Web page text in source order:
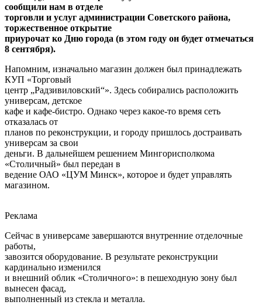
сообщили нам в отделе
торговли и услуг администрации Советского района,
торжественное открытие
приурочат ко Дню города (в этом году он будет отмечаться
8 сентября).
Напомним, изначально магазин должен был принадлежать
КУП «Торговый
центр „Радзивиловский“». Здесь собирались расположить
универсам, детское
кафе и кафе-бистро. Однако через какое-то время сеть
отказалась от
планов по реконструкции, и городу пришлось достраивать
универсам за свои
деньги. В дальнейшем решением Мингорисполкома
«Столичный» был передан в
ведение ОАО «ЦУМ Минск», которое и будет управлять
магазином.
Реклама
Сейчас в универсаме завершаются внутренние отделочные
работы,
завозится оборудование. В результате реконструкции
кардинально изменился
и внешний облик «Столичного»: в пешеходную зону был
вынесен фасад,
выполненный из стекла и металла.